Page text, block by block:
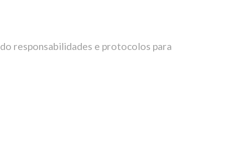
responsabilidades e protocolos para